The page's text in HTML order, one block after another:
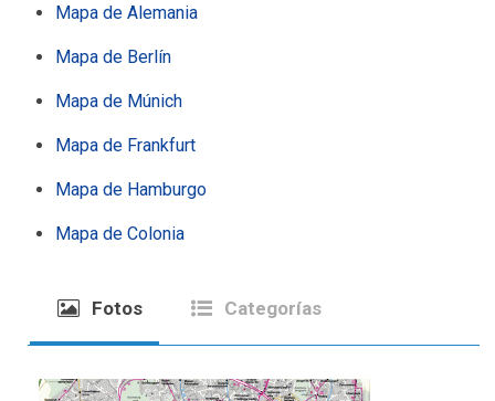
Mapa de Alemania
Mapa de Berlín
Mapa de Múnich
Mapa de Frankfurt
Mapa de Hamburgo
Mapa de Colonia
Fotos Categorías